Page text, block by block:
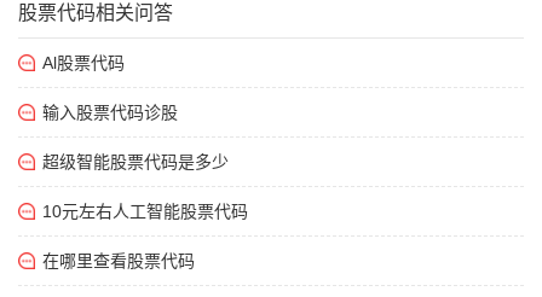
股票代码相关问答
Al股票代码
输入股票代码诊股
超级智能股票代码是多少
10元左右人工智能股票代码
在哪里查看股票代码